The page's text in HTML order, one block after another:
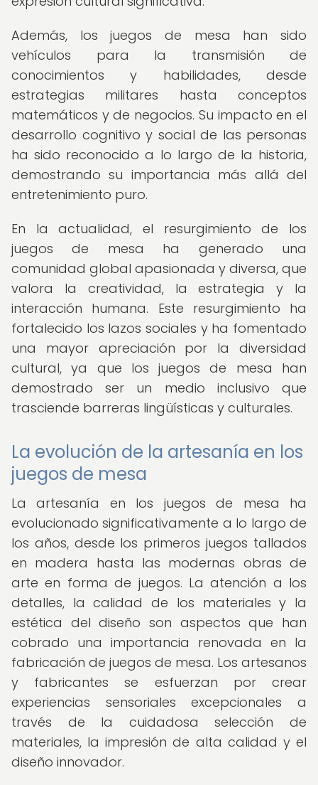
Además, los juegos de mesa han sido
vehículos para la transmisión de
conocimientos y habilidades, desde
estrategias militares hasta conceptos
matemáticos y de negocios. Su impacto en el
desarrollo cognitivo y social de las personas
ha sido reconocido a lo largo de la historia,
demostrando su importancia más allá del
entretenimiento puro.
En la actualidad, el resurgimiento de los
juegos de mesa ha generado una
comunidad global apasionada y diversa, que
valora la creatividad, la estrategia y la
interacción humana. Este resurgimiento ha
fortalecido los lazos sociales y ha fomentado
una mayor apreciación por la diversidad
cultural, ya que los juegos de mesa han
demostrado ser un medio inclusivo que
trasciende barreras lingüísticas y culturales.
La evolución de la artesanía en los
juegos de mesa
La artesanía en los juegos de mesa ha
evolucionado significativamente a lo largo de
los años, desde los primeros juegos tallados
en madera hasta las modernas obras de
arte en forma de juegos. La atención a los
detalles, la calidad de los materiales y la
estética del diseño son aspectos que han
cobrado una importancia renovada en la
fabricación de juegos de mesa. Los artesanos
y fabricantes se esfuerzan por crear
experiencias sensoriales excepcionales a
través de la cuidadosa selección de
materiales, la impresión de alta calidad y el
diseño innovador.